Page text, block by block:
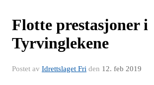
Flotte prestasjoner i
Tyrvinglekene
Postet av Idrettslaget Fri den 12. feb 2019